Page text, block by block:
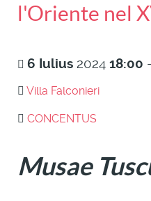
l'Oriente nel
6 Iulius 2024 18:00
Villa Falconieri
CONCENTUS
Musae